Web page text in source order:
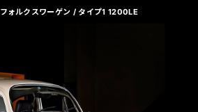
フォルクスワーゲン / タイプ1 1200LE